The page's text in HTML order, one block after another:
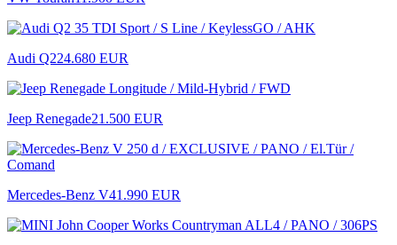
Audi Q224.680 EUR
Jeep Renegade21.500 EUR
Mercedes-Benz V41.990 EUR